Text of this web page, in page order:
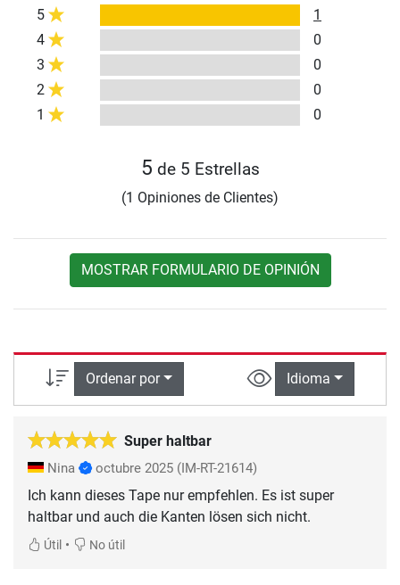
5
1
4
0
3
0
2
0
1
0
5 de 5 Estrellas
(1 Opiniones de Clientes)
MOSTRAR FORMULARIO DE OPINIÓN
Ordenar por Idioma
Super haltbar
Nina octubre 2025 (IM-RT-21614)
Ich kann dieses Tape nur empfehlen. Es ist super
haltbar und auch die Kanten lösen sich nicht.
Útil • No útil